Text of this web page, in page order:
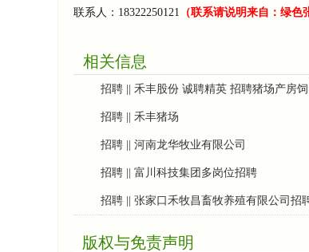
联系人：18322250121 （联系请说明来自：绿色
相关信息
招聘 || 禾丰股份 诚聘精英 招聘猪场产房
招聘 || 禾丰猪场
招聘 || 河南龙华牧业有限公司
招聘 || 富川科技集团多岗位招聘
招聘 || 张家口禾牧昌畜牧养殖有限公司招
版权与免责声明